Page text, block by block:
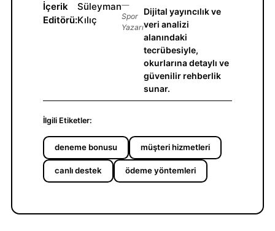
İçerik
Editörü:
Süleyman
Kılıç
—
Spor
Yazarı
Dijital yayıncılık ve
veri analizi
alanındaki
tecrübesiyle,
okurlarına detaylı ve
güvenilir rehberlik
sunar.
İlgili Etiketler:
deneme bonusu müşteri hizmetleri
canlı destek ödeme yöntemleri